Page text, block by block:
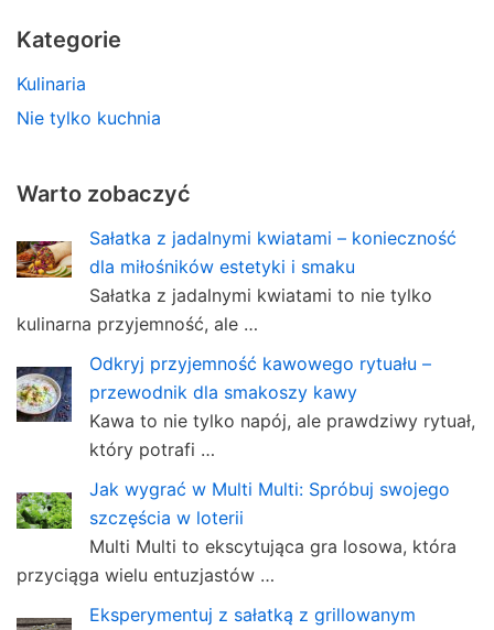
Kategorie
Kulinaria
Nie tylko kuchnia
Warto zobaczyć
Sałatka z jadalnymi kwiatami – konieczność
dla miłośników estetyki i smaku
Sałatka z jadalnymi kwiatami to nie tylko
kulinarna przyjemność, ale …
Odkryj przyjemność kawowego rytuału –
przewodnik dla smakoszy kawy
Kawa to nie tylko napój, ale prawdziwy rytuał,
który potrafi …
Jak wygrać w Multi Multi: Spróbuj swojego
szczęścia w loterii
Multi Multi to ekscytująca gra losowa, która
przyciąga wielu entuzjastów …
Eksperymentuj z sałatką z grillowanym